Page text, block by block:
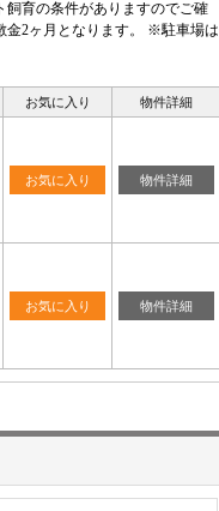
飼育の条件がありますのでご確
2ヶ月となります。 ※駐車場は
お気に入り 物件詳細
お気に入り 物件詳細
お気に入り 物件詳細